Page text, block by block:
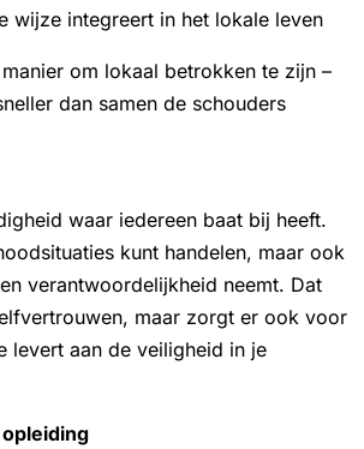
wijze integreert in het lokale leven
om lokaal betrokken te zijn –
dan samen de schouders
waar iedereen baat bij heeft.
kunt handelen, maar ook
verantwoordelijkheid neemt. Dat
maar zorgt er ook voor
levert aan de veiligheid in je